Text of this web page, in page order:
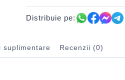
Distribuie pe:
suplimentare Recenzii (0)